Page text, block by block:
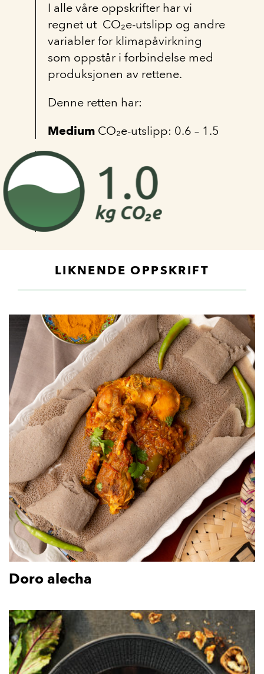
I alle våre oppskrifter har vi
regnet ut CO₂e-utslipp og andre
variabler for klimapåvirkning
som oppstår i forbindelse med
produksjonen av rettene.
Denne retten har:
Medium CO₂e-utslipp: 0.6 – 1.5
LIKNENDE OPPSKRIFT
Doro alecha